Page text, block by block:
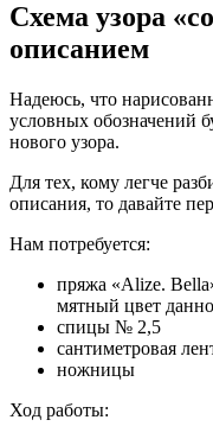
Схема узора
описанием
Надеюсь, что
условных обозначений
нового узора.
Для тех, кому легче
описания, то давайте
Нам потребуется:
пряжа «Alize.
мятный цвет
спицы № 2,5
сантиметровая
ножницы
Ход работы: